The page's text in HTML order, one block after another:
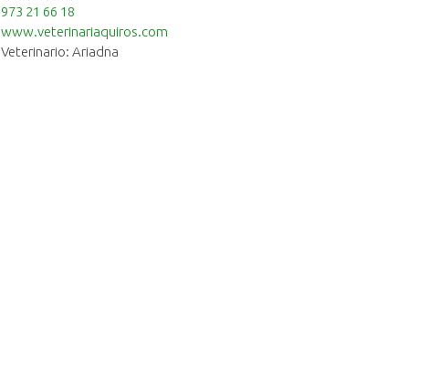
973 21 66 18
www.veterinariaquiros.com
Veterinario: Ariadna